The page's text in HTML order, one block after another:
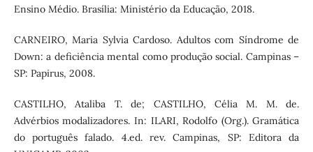
Ensino Médio. Brasília: Ministério da Educação, 2018.
CARNEIRO, Maria Sylvia Cardoso. Adultos com Síndrome de
Down: a deficiência mental como produção social. Campinas –
SP: Papirus, 2008.
CASTILHO, Ataliba T. de; CASTILHO, Célia M. M. de.
Advérbios modalizadores. In: ILARI, Rodolfo (Org.). Gramática
do português falado. 4.ed. rev. Campinas, SP: Editora da